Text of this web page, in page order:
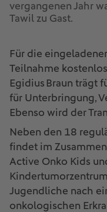
vergangenen Jahr
Tawil zu Gast.
Für die
Teilnahme
Egidius Braun trägt
für Unterbringung,
Ebenso wird der
Neben den 18
findet im
Active Onko Kids
Jugendliche nach
onkologischen